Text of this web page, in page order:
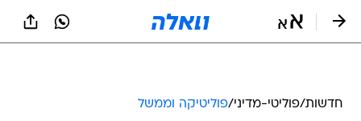
חדשות/פוליטי-מדיני/פוליטיקה וממשל